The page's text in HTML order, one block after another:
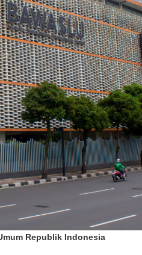
Republik Indonesia